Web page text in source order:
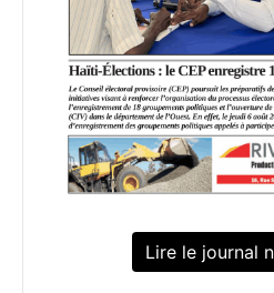
Lire le journal